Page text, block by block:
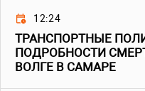
12:24
ТРАНСПОРТНЫЕ
ПОДРОБНОСТИ
ВОЛГЕ В САМАРЕ